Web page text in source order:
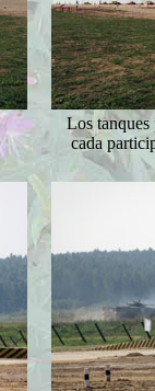
Los tanques
cada